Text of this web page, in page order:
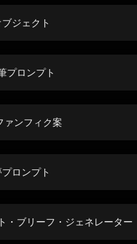
ブジェクト
プロンプト
ァンフィク案
ロンプト
・ブリーフ・ジェネレーター